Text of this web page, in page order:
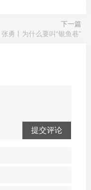
下一篇
张勇丨为什么要叫“银鱼巷”
提交评论